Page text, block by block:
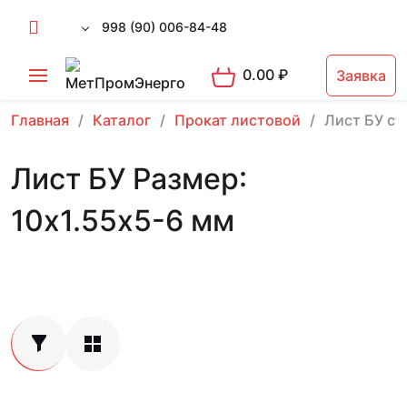
998 (90) 006-84-48
0.00₽ Заявка
Главная Каталог Прокат листовой Лист БУ
Лист БУ Размер:
10х1.55х5-6 мм